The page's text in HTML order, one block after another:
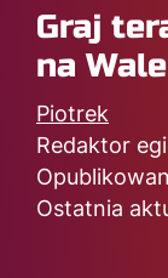
Graj
na
Piotrek
Redaktor
Ostatnia